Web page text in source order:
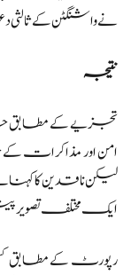
نے واشنگٹن کے ثالثی
نتیجہ
تجزیے کے مطابق
امن اور مذاکرات
لیکن ناقدین کا کہنا
ایک مختلف تصویر
رپورٹ کے مطابق